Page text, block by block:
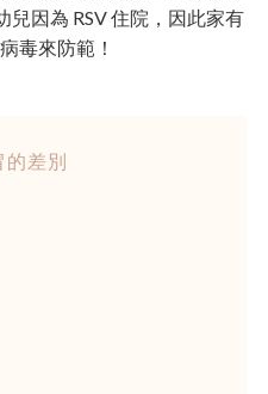
因為 RSV 住院，因此家有
毒來防範！
的差別